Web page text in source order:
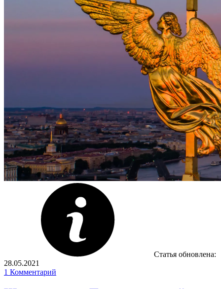
Статья обновлена:
28.05.2021
1 Комментарий